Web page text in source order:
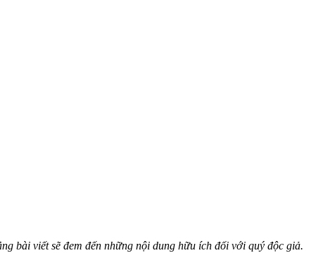
bài viết sẽ đem đến những nội dung hữu ích đối với quý độc giả.